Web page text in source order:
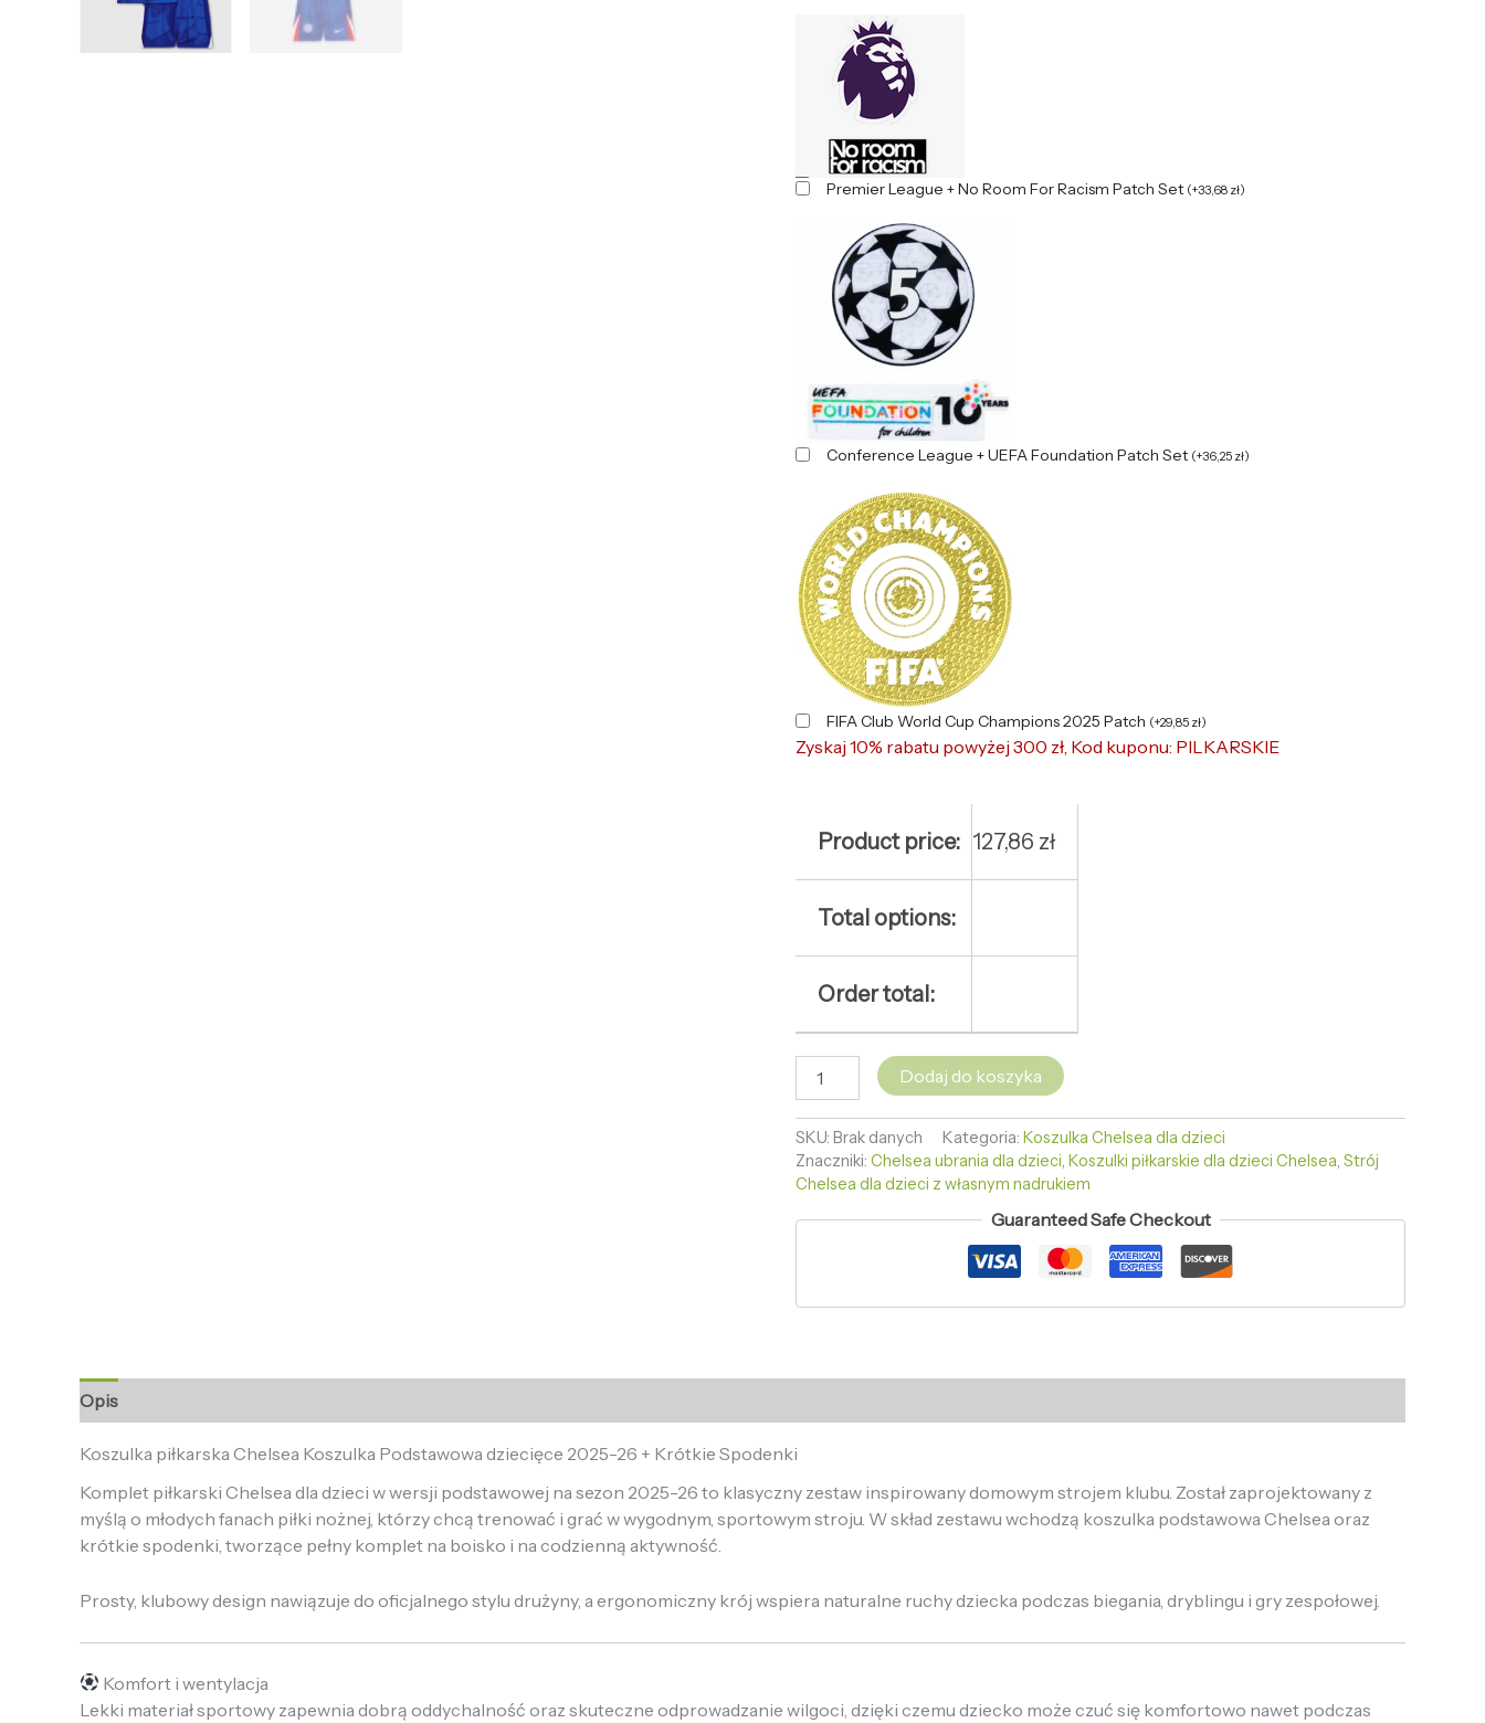
Premier League + No Room For Racism Patch Set (+33,68 zł)
Conference League + UEFA Foundation Patch Set (+36,25 zł)
FIFA Club World Cup Champions 2025 Patch (+29,85 zł)
Zyskaj 10% rabatu powyżej 300 zł, Kod kuponu: PILKARSKIE
Product price: 127,86 zł
Total options:
Order total:
Dodaj do koszyka
SKU: Brak danych Kategoria: Koszulka Chelsea dla dzieci
Znaczniki: Chelsea ubrania dla dzieci, Koszulki piłkarskie dla dzieci Chelsea, Strój
Chelsea dla dzieci z własnym nadrukiem
Guaranteed Safe Checkout
Opis
Koszulka piłkarska Chelsea Koszulka Podstawowa dziecięce 2025-26 + Krótkie Spodenki
Komplet piłkarski Chelsea dla dzieci w wersji podstawowej na sezon 2025-26 to klasyczny zestaw inspirowany domowym strojem klubu. Został zaprojektowany z
myślą o młodych fanach piłki nożnej, którzy chcą trenować i grać w wygodnym, sportowym stroju. W skład zestawu wchodzą koszulka podstawowa Chelsea oraz
krótkie spodenki, tworzące pełny komplet na boisko i na codzienną aktywność.
Prosty, klubowy design nawiązuje do oficjalnego stylu drużyny, a ergonomiczny krój wspiera naturalne ruchy dziecka podczas biegania, dryblingu i gry zespołowej.
Komfort i wentylacja
Lekki materiał sportowy zapewnia dobrą oddychalność oraz skuteczne odprowadzanie wilgoci, dzięki czemu dziecko może czuć się komfortowo nawet podczas